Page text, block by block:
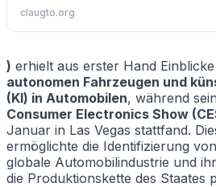
claugto.org
) erhielt aus erster Hand
autonomen Fahrzeugen und
(KI) in Automobilen, während
Consumer Electronics Show
Januar in Las Vegas stattfand.
ermöglichte die Identifizierung
globale Automobilindustrie und
die Produktionskette des Staates